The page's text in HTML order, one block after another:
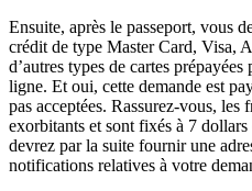
Ensuite, après le passeport, vous
crédit de type Master Card, Visa,
d’autres types de cartes
ligne. Et oui, cette demande est
pas acceptées. Rassurez-vous, les
exorbitants et sont fixés à 7
devrez par la suite fournir une
notifications relatives à votre